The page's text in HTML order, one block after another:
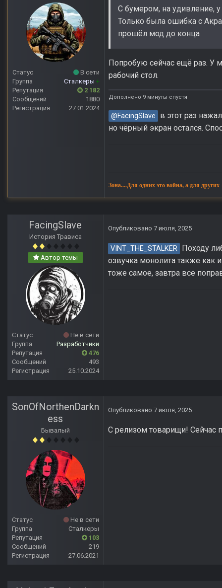
Статус
В сети
Группа
Сталкеры +
Репутация
2 182
Сообщений
1880
Регистрация
27.01.2024
С бумером, на удивление,
Только была ошибка с
прошёл мод до конца
Попробую сейчас ещё раз. У
рабочий стол.
Дополнено 9 минуты спустя
@FacingSlave
в этот раз
но чёрный экран остался.
Зона....Для одних это война, а для
FacingSlave
История Трависа
Автор темы
Статус
Не в сети
Группа
Разработчики
Репутация
476
Сообщений
493
Регистрация
25.10.2024
Опубликовано 7 июля, 2025
VINT_THE_STALKER
Походу
озвучка монолита также как
тоже самое, завтра все
SonOfNorthenDarkn
ess
Бывалый
Статус
Не в сети
Группа
Сталкеры
Репутация
103
Сообщений
219
Регистрация
27.06.2021
Опубликовано 7 июля, 2025
С релизом товарищи! Сейчас